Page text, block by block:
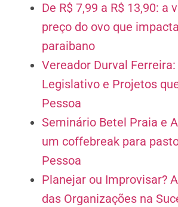
De R$ 7,99 a R$ 13,90: a
preço do ovo que
paraibano
Vereador Durval
Legislativo e Projetos
Pessoa
Seminário Betel Praia e
um coffebreak para
Pessoa
Planejar ou Improvisar?
das Organizações na